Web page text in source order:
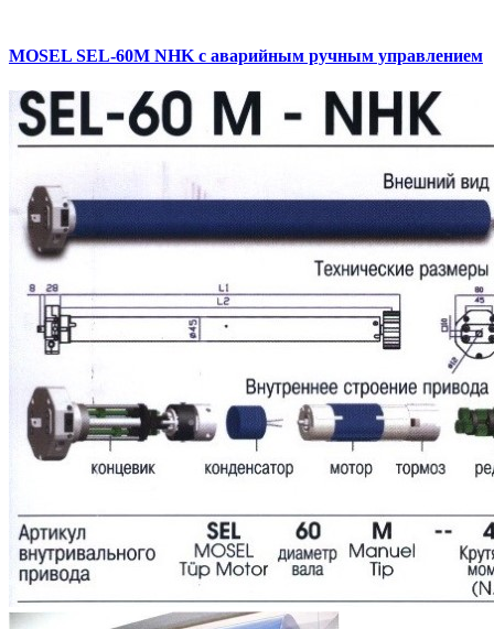
MOSEL SEL-60M NHK с аварийным ручным управлением